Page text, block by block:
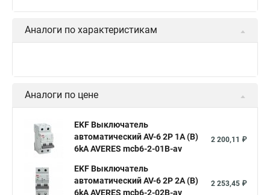
Аналоги по характеристикам
Аналоги по цене
EKF Выключатель
автоматический AV-6 2P 1A (B)
6kA AVERES mcb6-2-01B-av
2 200,11 ₽
EKF Выключатель
автоматический AV-6 2P 2A (B)
6kA AVERES mcb6-2-02B-av
2 253,45 ₽